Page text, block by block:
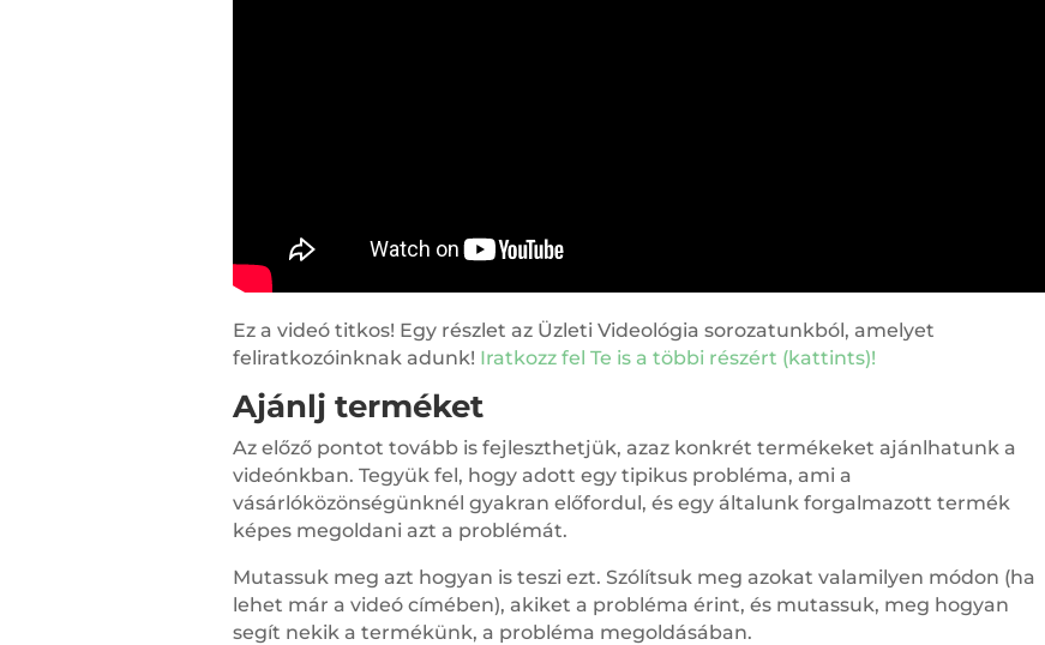
Ez a videó titkos! Egy részlet az Üzleti Videológia sorozatunkból, amelyet
feliratkozóinknak adunk! Iratkozz fel Te is a többi részért (kattints)!
Ajánlj terméket
Az előző pontot tovább is fejleszthetjük, azaz konkrét termékeket ajánlhatunk a
videónkban. Tegyük fel, hogy adott egy tipikus probléma, ami a
vásárlóközönségünknél gyakran előfordul, és egy általunk forgalmazott termék
képes megoldani azt a problémát.
Mutassuk meg azt hogyan is teszi ezt. Szólítsuk meg azokat valamilyen módon (ha
lehet már a videó címében), akiket a probléma érint, és mutassuk, meg hogyan
segít nekik a termékünk, a probléma megoldásában.